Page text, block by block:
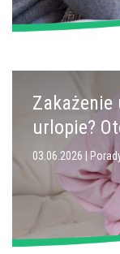
Zakażenie
urlopie?
03.06.2026 |